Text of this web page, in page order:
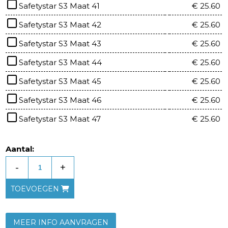
Safetystar S3 Maat 41
€ 25.60
Safetystar S3 Maat 42
€ 25.60
Safetystar S3 Maat 43
€ 25.60
Safetystar S3 Maat 44
€ 25.60
Safetystar S3 Maat 45
€ 25.60
Safetystar S3 Maat 46
€ 25.60
Safetystar S3 Maat 47
€ 25.60
Aantal:
- +
TOEVOEGEN
MEER INFO AANVRAGEN